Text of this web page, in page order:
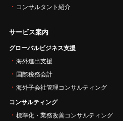
コンサルタント紹介
サービス案内
グローバルビジネス支援
海外進出支援
国際税務会計
海外子会社管理コンサルティング
コンサルティング
標準化・業務改善コンサルティング